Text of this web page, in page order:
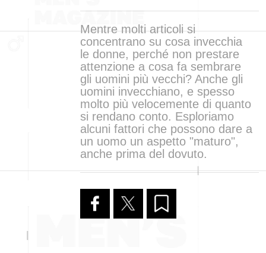
Mentre molti articoli si
concentrano su cosa invecchia
le donne, perché non prestare
attenzione a cosa fa sembrare
gli uomini più vecchi? Anche gli
uomini invecchiano, e spesso
molto più velocemente di quanto
si rendano conto. Esploriamo
alcuni fattori che possono dare a
un uomo un aspetto "maturo",
anche prima del dovuto.